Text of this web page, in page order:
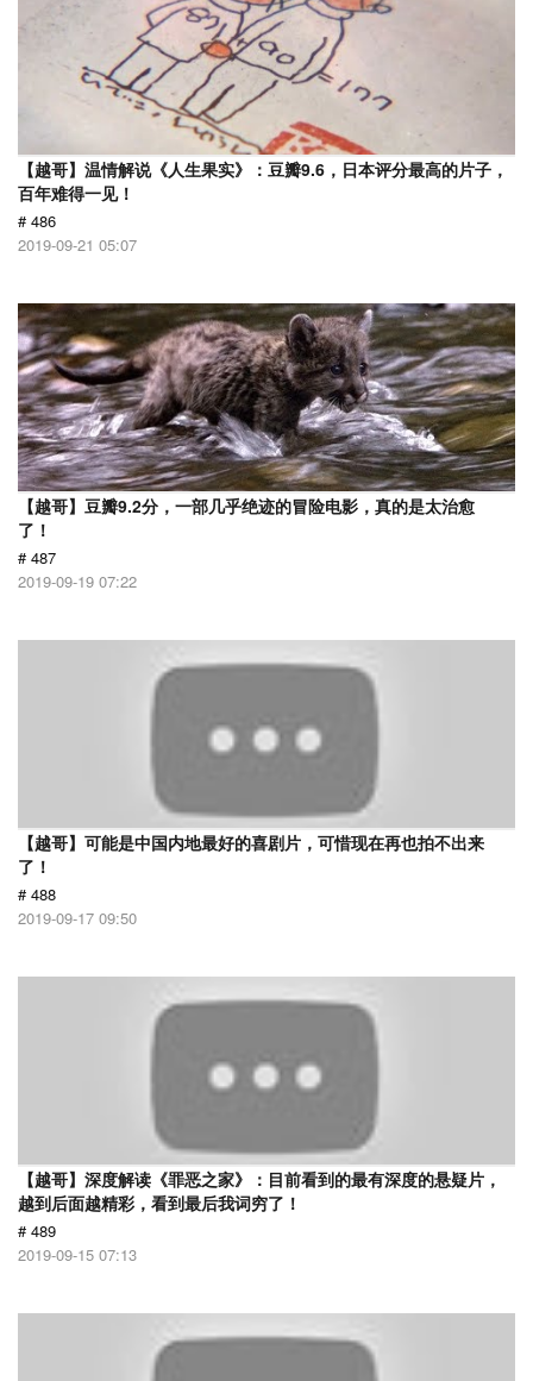
【越哥】温情解说《人生果实》：豆瓣9.6，日本评分最高的片子，
百年难得一见！
# 486
2019-09-21 05:07
【越哥】豆瓣9.2分，一部几乎绝迹的冒险电影，真的是太治愈
了！
# 487
2019-09-19 07:22
【越哥】可能是中国内地最好的喜剧片，可惜现在再也拍不出来
了！
# 488
2019-09-17 09:50
【越哥】深度解读《罪恶之家》：目前看到的最有深度的悬疑片，
越到后面越精彩，看到最后我词穷了！
# 489
2019-09-15 07:13